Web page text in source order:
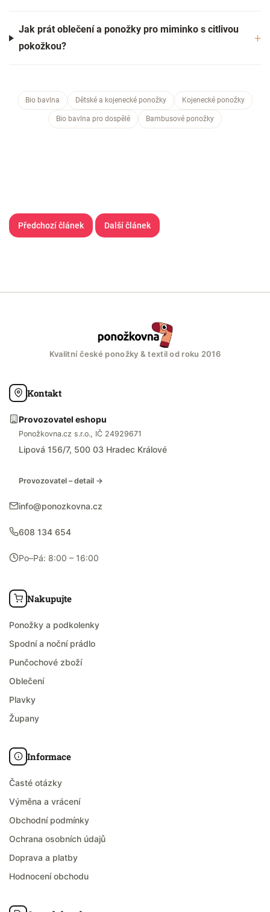
Jak prát oblečení a ponožky pro miminko s citlivou
pokožkou?
Bio bavlna Dětské a kojenecké ponožky Kojenecké ponožky
Bio bavlna pro dospělé Bambusové ponožky
Předchozí článek Další článek
Kvalitní české ponožky & textil od roku 2016
Kontakt
Provozovatel eshopu
Ponožkovna.cz s.r.o., IČ 24929671
Lipová 156/7, 500 03 Hradec Králové
Provozovatel – detail →
info@ponozkovna.cz
608 134 654
Po–Pá: 8:00 – 16:00
Nakupujte
Ponožky a podkolenky
Spodní a noční prádlo
Punčochové zboží
Oblečení
Plavky
Župany
Informace
Časté otázky
Výměna a vrácení
Obchodní podmínky
Ochrana osobních údajů
Doprava a platby
Hodnocení obchodu